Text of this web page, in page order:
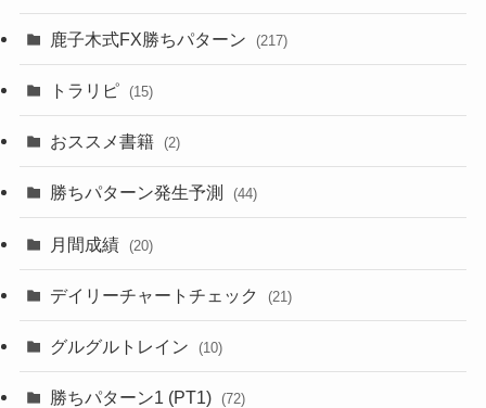
鹿子木式FX勝ちパターン (217)
トラリピ (15)
おススメ書籍 (2)
勝ちパターン発生予測 (44)
月間成績 (20)
デイリーチャートチェック (21)
グルグルトレイン (10)
勝ちパターン1 (PT1) (72)